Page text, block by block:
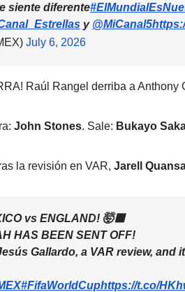
siente diferente
y @MiCanal5
July 6, 2026
Raúl Rangel derriba a
John Stones. Sale: Bukayo
la revisión en VAR, Jarell
vs ENGLAND! 🤯🟥
HAS BEEN SENT OFF!
Gallardo, a VAR review,
#FifaWorldCuphttps://t.co/